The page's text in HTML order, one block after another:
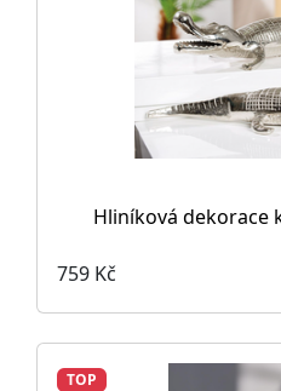
Hliníková dekorace
759 Kč
TOP